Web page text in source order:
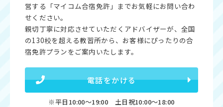
営する「マイコム合宿免許」までお気軽にお問い合わ
せください。
親切丁寧に対応させていただくアドバイザーが、全国
の130校を超える教習所から、お客様にぴったりの合
宿免許プランをご案内いたします。
電話をかける
※平日10:00〜19:00 土日祝10:00〜18:00